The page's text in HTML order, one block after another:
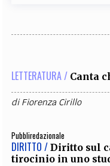
LETTERATURA / Canta
diFiorenza Cirillo
Pubbliredazionale
DIRITTO / Diritto sul
tirocinio in uno